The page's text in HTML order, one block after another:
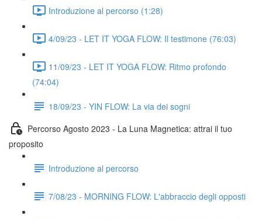
Introduzione al percorso (1:28)
4/09/23 - LET IT YOGA FLOW: Il testimone (76:03)
11/09/23 - LET IT YOGA FLOW: Ritmo profondo
(74:04)
18/09/23 - YIN FLOW: La via dei sogni
Percorso Agosto 2023 - La Luna Magnetica: attrai il tuo
proposito
Introduzione al percorso
7/08/23 - MORNING FLOW: L'abbraccio degli opposti